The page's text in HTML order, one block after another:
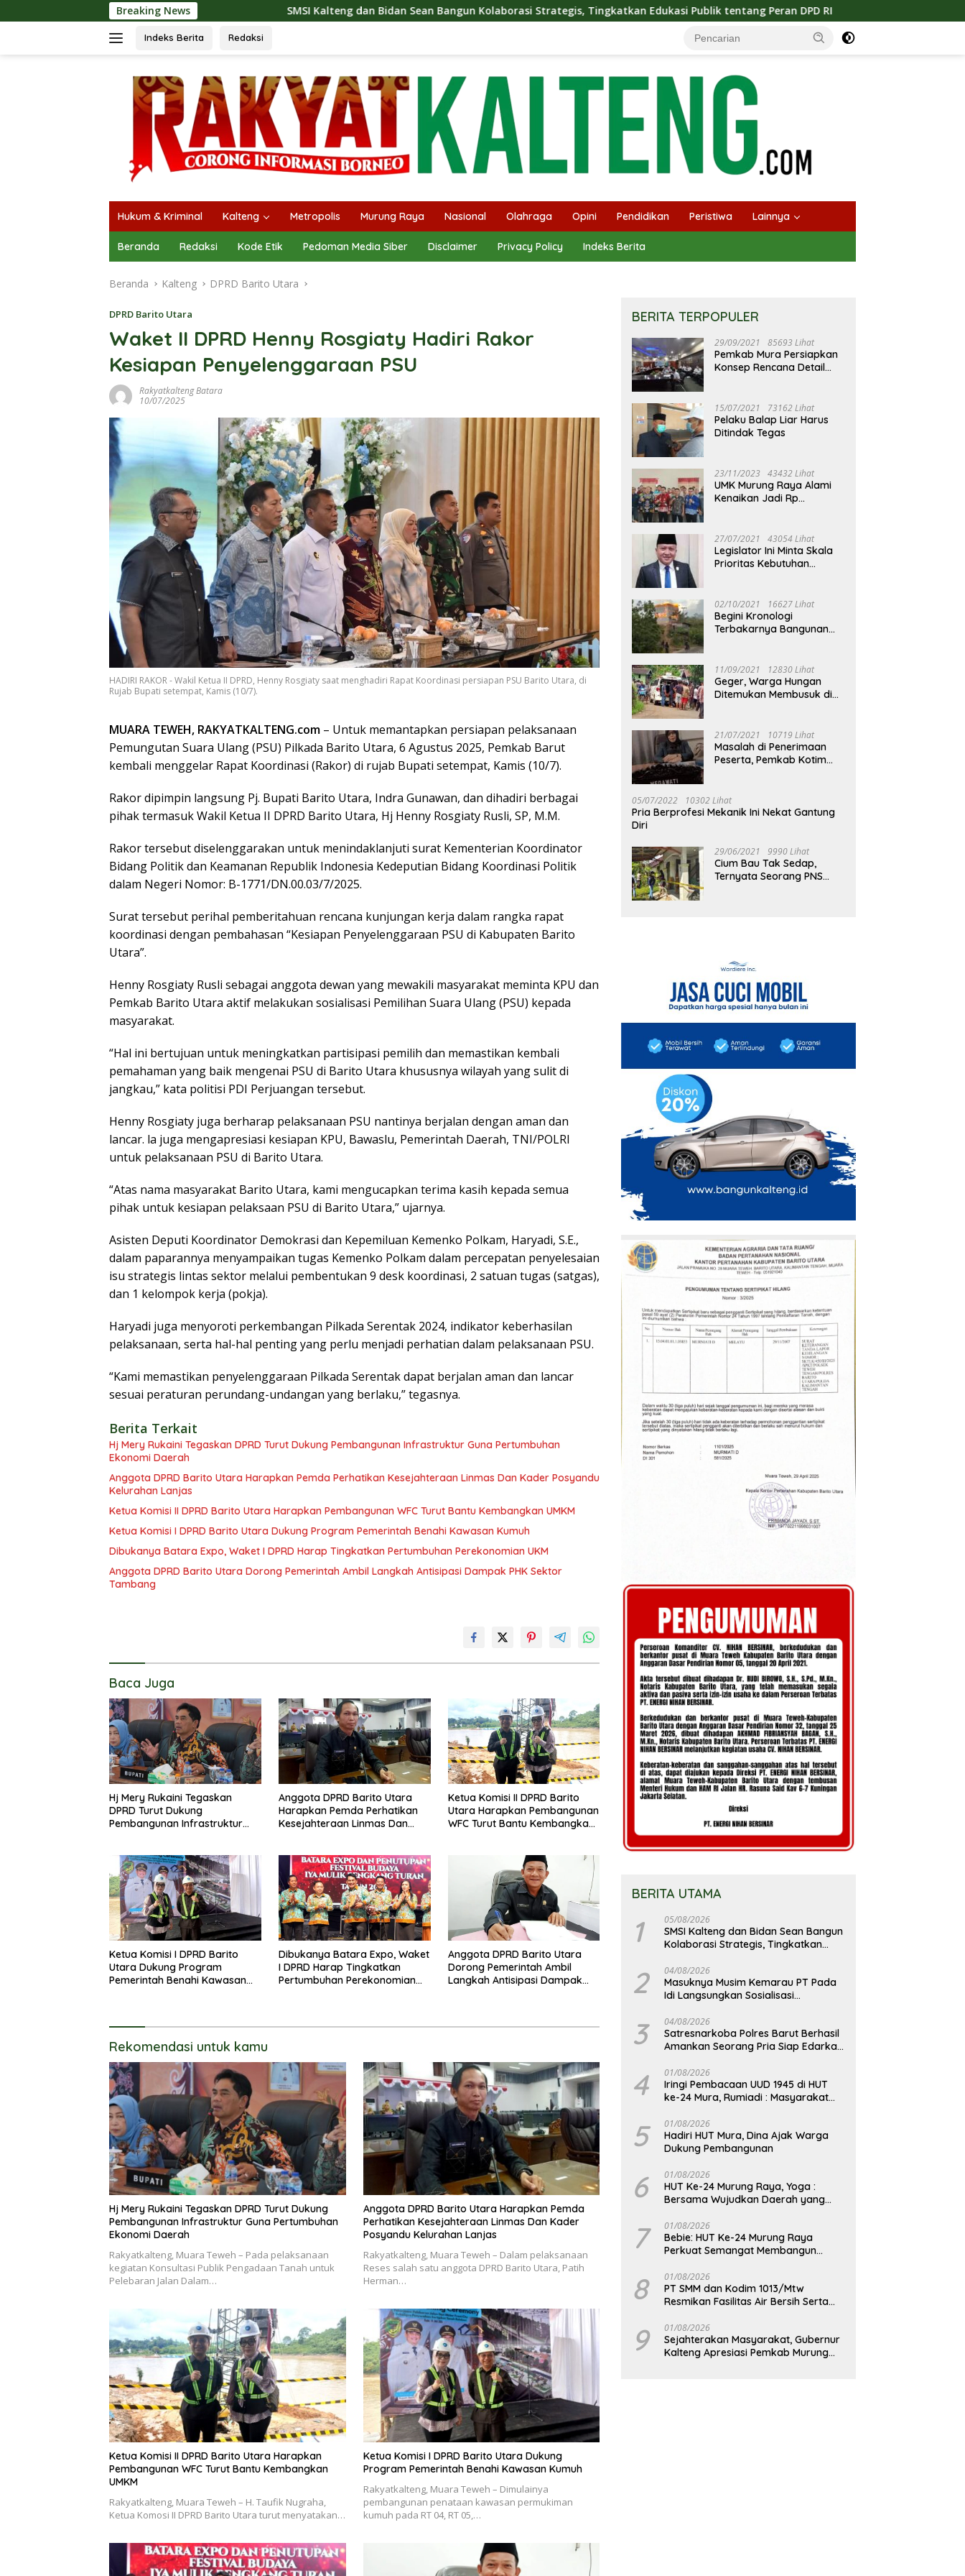
ke
Breaking NewsSMSI Kalteng dan Bidan Sean Bangun Kolaborasi Strategis, Tingkatkan Edukasi Publik tentang Peran DPD RI Masuknya Musim Kemarau PT Pada Idi
Indeks Berita Redaksi
Hukum & Kriminal Kalteng Metropolis Murung Raya Nasional Olahraga Opini Pendidikan Peristiwa Lainnya
Beranda Redaksi Kode Etik Pedoman Media Siber Disclaimer Privacy Policy Indeks Berita
Beranda Kalteng DPRD Barito Utara
DPRD Barito Utara
Waket II DPRD Henny Rosgiaty Hadiri Rakor
Kesiapan Penyelenggaraan PSU
Rakyatkalteng Batara
10/07/2025
HADIRI RAKOR - Wakil Ketua II DPRD, Henny Rosgiaty saat menghadiri Rapat Koordinasi persiapan PSU Barito Utara, di
Rujab Bupati setempat, Kamis (10/7).
MUARA TEWEH, RAKYATKALTENG.com – Untuk memantapkan persiapan pelaksanaan
Pemungutan Suara Ulang (PSU) Pilkada Barito Utara, 6 Agustus 2025, Pemkab Barut
kembali menggelar Rapat Koordinasi (Rakor) di rujab Bupati setempat, Kamis (10/7).
Rakor dipimpin langsung Pj. Bupati Barito Utara, Indra Gunawan, dan dihadiri berbagai
pihak termasuk Wakil Ketua II DPRD Barito Utara, Hj Henny Rosgiaty Rusli, SP, M.Μ.
Rakor tersebut diselenggarakan untuk menindaklanjuti surat Kementerian Koordinator
Bidang Politik dan Keamanan Republik Indonesia Kedeputian Bidang Koordinasi Politik
dalam Negeri Nomor: B-1771/DN.00.03/7/2025.
Surat tersebut perihal pemberitahuan rencana kunjungan kerja dalam rangka rapat
koordinasi dengan pembahasan “Kesiapan Penyelenggaraan PSU di Kabupaten Barito
Utara”.
Henny Rosgiaty Rusli sebagai anggota dewan yang mewakili masyarakat meminta KPU dan
Pemkab Barito Utara aktif melakukan sosialisasi Pemilihan Suara Ulang (PSU) kepada
masyarakat.
“Hal ini bertujuan untuk meningkatkan partisipasi pemilih dan memastikan kembali
pemahaman yang baik mengenai PSU di Barito Utara khususnya wilayah yang sulit di
jangkau,” kata politisi PDI Perjuangan tersebut.
Henny Rosgiaty juga berharap pelaksanaan PSU nantinya berjalan dengan aman dan
lancar. la juga mengapresiasi kesiapan KPU, Bawaslu, Pemerintah Daerah, TNI/POLRI
untuk pelaksanaan PSU di Barito Utara.
“Atas nama masyarakat Barito Utara, kami mengucapkan terima kasih kepada semua
pihak untuk kesiapan pelaksaan PSU di Barito Utara,” ujarnya.
Asisten Deputi Koordinator Demokrasi dan Kepemiluan Kemenko Polkam, Haryadi, S.E.,
dalam paparannya menyampaikan tugas Kemenko Polkam dalam percepatan penyelesaian
isu strategis lintas sektor melalui pembentukan 9 desk koordinasi, 2 satuan tugas (satgas),
dan 1 kelompok kerja (pokja).
Haryadi juga menyoroti perkembangan Pilkada Serentak 2024, indikator keberhasilan
pelaksanaan, serta hal-hal penting yang perlu menjadi perhatian dalam pelaksanaan PSU.
“Kami memastikan penyelenggaraan Pilkada Serentak dapat berjalan aman dan lancar
sesuai peraturan perundang-undangan yang berlaku,” tegasnya.
Berita Terkait
Hj Mery Rukaini Tegaskan DPRD Turut Dukung Pembangunan Infrastruktur Guna Pertumbuhan
Ekonomi Daerah
Anggota DPRD Barito Utara Harapkan Pemda Perhatikan Kesejahteraan Linmas Dan Kader Posyandu
Kelurahan Lanjas
Ketua Komisi II DPRD Barito Utara Harapkan Pembangunan WFC Turut Bantu Kembangkan UMKM
Ketua Komisi I DPRD Barito Utara Dukung Program Pemerintah Benahi Kawasan Kumuh
Dibukanya Batara Expo, Waket I DPRD Harap Tingkatkan Pertumbuhan Perekonomian UKM
Anggota DPRD Barito Utara Dorong Pemerintah Ambil Langkah Antisipasi Dampak PHK Sektor
Tambang
Baca Juga
Hj Mery Rukaini Tegaskan
DPRD Turut Dukung
Pembangunan Infrastruktur
Anggota DPRD Barito Utara
Harapkan Pemda Perhatikan
Kesejahteraan Linmas Dan
Ketua Komisi II DPRD Barito
Utara Harapkan Pembangunan
WFC Turut Bantu Kembangkan
Ketua Komisi I DPRD Barito
Utara Dukung Program
Pemerintah Benahi Kawasan
Dibukanya Batara Expo, Waket
I DPRD Harap Tingkatkan
Pertumbuhan Perekonomian
Anggota DPRD Barito Utara
Dorong Pemerintah Ambil
Langkah Antisipasi Dampak
Rekomendasi untuk kamu
Hj Mery Rukaini Tegaskan DPRD Turut Dukung
Pembangunan Infrastruktur Guna Pertumbuhan
Ekonomi Daerah
Rakyatkalteng, Muara Teweh – Pada pelaksanaan
kegiatan Konsultasi Publik Pengadaan Tanah untuk
Pelebaran Jalan Dalam…
Anggota DPRD Barito Utara Harapkan Pemda
Perhatikan Kesejahteraan Linmas Dan Kader
Posyandu Kelurahan Lanjas
Rakyatkalteng, Muara Teweh – Dalam pelaksanaan
Reses salah satu anggota DPRD Barito Utara, Patih
Herman…
Ketua Komisi II DPRD Barito Utara Harapkan
Pembangunan WFC Turut Bantu Kembangkan
UMKM
Rakyatkalteng, Muara Teweh – H. Taufik Nugraha,
Ketua Komosi II DPRD Barito Utara turut menyatakan…
Ketua Komisi I DPRD Barito Utara Dukung
Program Pemerintah Benahi Kawasan Kumuh
Rakyatkalteng, Muara Teweh – Dimulainya
pembangunan penataan kawasan permukiman
kumuh pada RT 04, RT 05,…
BERITA TERPOPULER
29/09/2021 85693 Lihat
Pemkab Mura Persiapkan
Konsep Rencana Detail
15/07/2021 73162 Lihat
Pelaku Balap Liar Harus
Ditindak Tegas
23/11/2023 43432 Lihat
UMK Murung Raya Alami
Kenaikan Jadi Rp
27/07/2021 43054 Lihat
Legislator Ini Minta Skala
Prioritas Kebutuhan
02/10/2021 16627 Lihat
Begini Kronologi
Terbakarnya Bangunan
11/09/2021 12830 Lihat
Geger, Warga Hungan
Ditemukan Membusuk di
21/07/2021 10719 Lihat
Masalah di Penerimaan
Peserta, Pemkab Kotim
05/07/2022 10302 Lihat
Pria Berprofesi Mekanik Ini Nekat Gantung
Diri
29/06/2021 9990 Lihat
Cium Bau Tak Sedap,
Ternyata Seorang PNS
BERITA UTAMA
1 05/08/2026
SMSI Kalteng dan Bidan Sean Bangun
Kolaborasi Strategis, Tingkatkan
2 04/08/2026
Masuknya Musim Kemarau PT Pada
Idi Langsungkan Sosialisasi
3 04/08/2026
Satresnarkoba Polres Barut Berhasil
Amankan Seorang Pria Siap Edarkan
Gram
4 01/08/2026
Iringi Pembacaan UUD 1945 di HUT
ke-24 Mura, Rumiadi : Masyarakat
yang Lebih Besar
5 01/08/2026
Hadiri HUT Mura, Dina Ajak Warga
Dukung Pembangunan
6 01/08/2026
HUT Ke-24 Murung Raya, Yoga :
Bersama Wujudkan Daerah yang
7 01/08/2026
Bebie: HUT Ke-24 Murung Raya
Perkuat Semangat Membangun
8 01/08/2026
PT SMM dan Kodim 1013/Mtw
Resmikan Fasilitas Air Bersih Serta
Masyarakat
9 01/08/2026
Sejahterakan Masyarakat, Gubernur
Kalteng Apresiasi Pemkab Murung